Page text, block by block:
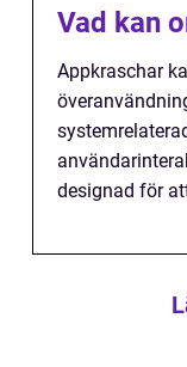
Vad kan
Appkraschar
designad för